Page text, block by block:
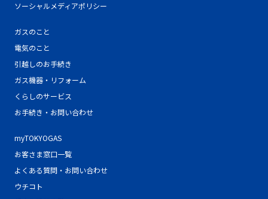
ソーシャルメディアポリシー
ガスのこと
電気のこと
引越しのお手続き
ガス機器・リフォーム
くらしのサービス
お手続き・お問い合わせ
myTOKYOGAS
お客さま窓口一覧
よくある質問・お問い合わせ
ウチコト